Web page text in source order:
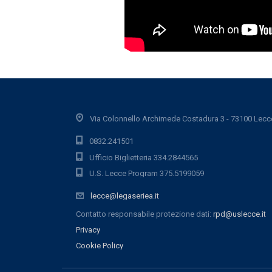
Via Colonnello Archimede Costadura 3 - 73100
0832.241501
Ufficio Biglietteria 334.2844565
U.S. Lecce Program 375.5199059
lecce@legaseriea.it
Contatto responsabile protezione dati: rpd@uslecce.it
Privacy
Cookie Policy